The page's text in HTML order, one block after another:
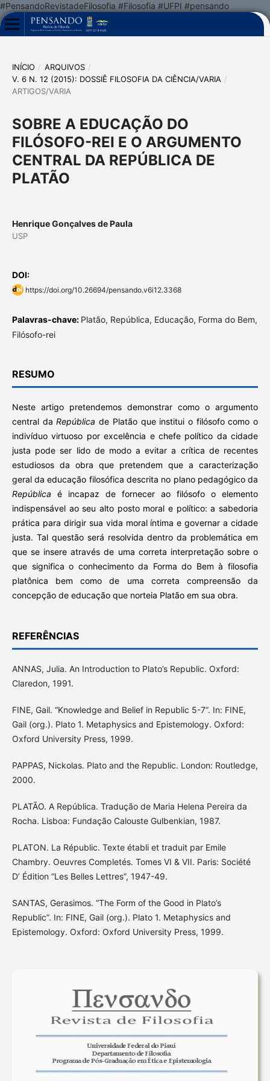
#PensandoRevistadeFilosofia #Filosofia #UFPI #pensando
INÍCIO / ARQUIVOS /
V. 6 N. 12 (2015): DOSSIÊ FILOSOFIA DA CIÊNCIA/VARIA /
ARTIGOS/VARIA
SOBRE A EDUCAÇÃO DO
FILÓSOFO-REI E O ARGUMENTO
CENTRAL DA REPÚBLICA DE
PLATÃO
Henrique Gonçalves de Paula
USP
DOI:
https://doi.org/10.26694/pensando.v6i12.3368
Palavras-chave: Platão, República, Educação, Forma do Bem,
Filósofo-rei
RESUMO
Neste artigo pretendemos demonstrar como o argumento
central daRepública de Platão que institui o filósofo como o
indivíduo virtuoso por excelência e chefe político da cidade
justa pode ser lido de modo a evitar a crítica de recentes
estudiosos da obra que pretendem que a caracterização
geral da educação filosófica descrita no plano pedagógico da
República é incapaz de fornecer ao filósofo o elemento
indispensável ao seu alto posto moral e político: a sabedoria
prática para dirigir sua vida moral íntima e governar a cidade
justa. Tal questão será resolvida dentro da problemática em
que se insere através de uma correta interpretação sobre o
que significa o conhecimento da Forma do Bem à filosofia
platônica bem como de uma correta compreensão da
concepção de educação que norteia Platão em sua obra.
REFERÊNCIAS
ANNAS, Julia. An Introduction to Plato’s Republic. Oxford:
Claredon, 1991.
FINE, Gail. “Knowledge and Belief in Republic 5-7”. In: FINE,
Gail (org.). Plato 1. Metaphysics and Epistemology. Oxford:
Oxford University Press, 1999.
PAPPAS, Nickolas. Plato and the Republic. London: Routledge,
2000.
PLATÃO. A República. Tradução de Maria Helena Pereira da
Rocha. Lisboa: Fundação Calouste Gulbenkian, 1987.
PLATON. La Républic. Texte établi et traduit par Emile
Chambry. Oeuvres Completés. Tomes VI & VII. Paris: Société
D’ Édition “Les Belles Lettres”, 1947-49.
SANTAS, Gerasimos. “The Form of the Good in Plato’s
Republic”. In: FINE, Gail (org.). Plato 1. Metaphysics and
Epistemology. Oxford: Oxford University Press, 1999.